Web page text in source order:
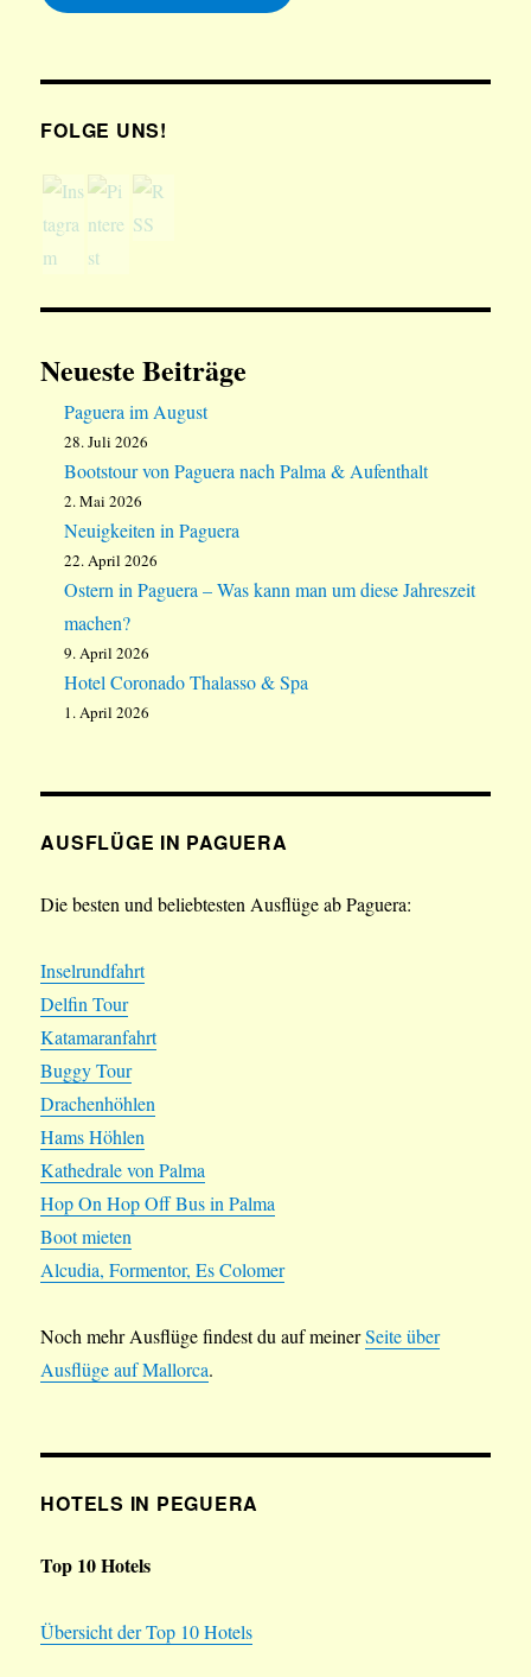
FOLGE UNS!
Neueste Beiträge
Paguera im August
28. Juli 2026
Bootstour von Paguera nach Palma & Aufenthalt
2. Mai 2026
Neuigkeiten in Paguera
22. April 2026
Ostern in Paguera – Was kann man um diese Jahreszeit
machen?
9. April 2026
Hotel Coronado Thalasso & Spa
1. April 2026
AUSFLÜGE IN PAGUERA
Die besten und beliebtesten Ausflüge ab Paguera:
Inselrundfahrt
Delfin Tour
Katamaranfahrt
Buggy Tour
Drachenhöhlen
Hams Höhlen
Kathedrale von Palma
Hop On Hop Off Bus in Palma
Boot mieten
Alcudia, Formentor, Es Colomer
Noch mehr Ausflüge findest du auf meinerSeite über
Ausflüge auf Mallorca.
HOTELS IN PEGUERA
Top 10 Hotels
Übersicht der Top 10 Hotels